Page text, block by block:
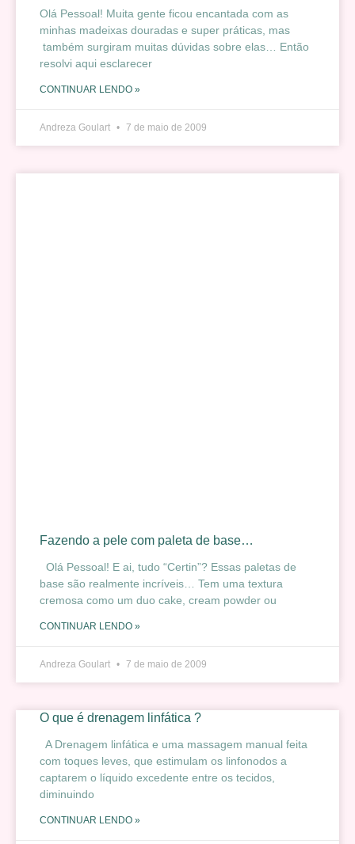
Olá Pessoal! Muita gente ficou encantada com as
minhas madeixas douradas e super práticas, mas
também surgiram muitas dúvidas sobre elas… Então
resolvi aqui esclarecer
CONTINUAR LENDO »
Andreza Goulart 7 de maio de 2009
Fazendo a pele com paleta de base…
Olá Pessoal! E ai, tudo “Certin”? Essas paletas de
base são realmente incríveis… Tem uma textura
cremosa como um duo cake, cream powder ou
CONTINUAR LENDO »
Andreza Goulart 7 de maio de 2009
O que é drenagem linfática ?
A Drenagem linfática e uma massagem manual feita
com toques leves, que estimulam os linfonodos a
captarem o líquido excedente entre os tecidos,
diminuindo
CONTINUAR LENDO »